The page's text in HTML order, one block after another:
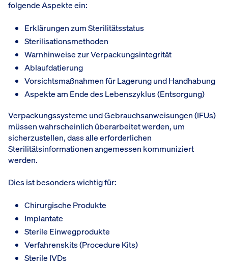
folgende Aspekte ein:
Erklärungen zum Sterilitätsstatus
Sterilisationsmethoden
Warnhinweise zur Verpackungsintegrität
Ablaufdatierung
Vorsichtsmaßnahmen für Lagerung und Handhabung
Aspekte am Ende des Lebenszyklus (Entsorgung)
Verpackungssysteme und Gebrauchsanweisungen (IFUs)
müssen wahrscheinlich überarbeitet werden, um
sicherzustellen, dass alle erforderlichen
Sterilitätsinformationen angemessen kommuniziert
werden.
Dies ist besonders wichtig für:
Chirurgische Produkte
Implantate
Sterile Einwegprodukte
Verfahrenskits (Procedure Kits)
Sterile IVDs